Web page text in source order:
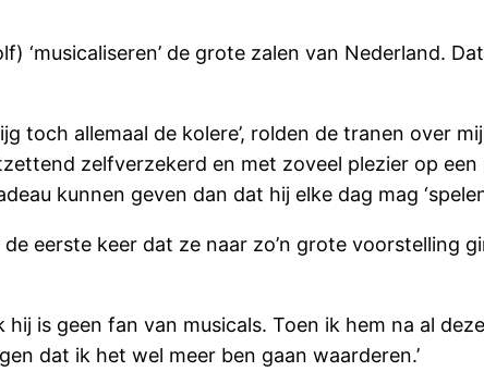
‘musicaliseren’ de grote zalen van Nederland.
toch allemaal de kolere’, rolden de tranen over
zelfverzekerd en met zoveel plezier op een
kunnen geven dan dat hij elke dag mag
eerste keer dat ze naar zo’n grote voorstelling
is geen fan van musicals. Toen ik hem na al
dat ik het wel meer ben gaan waarderen.’